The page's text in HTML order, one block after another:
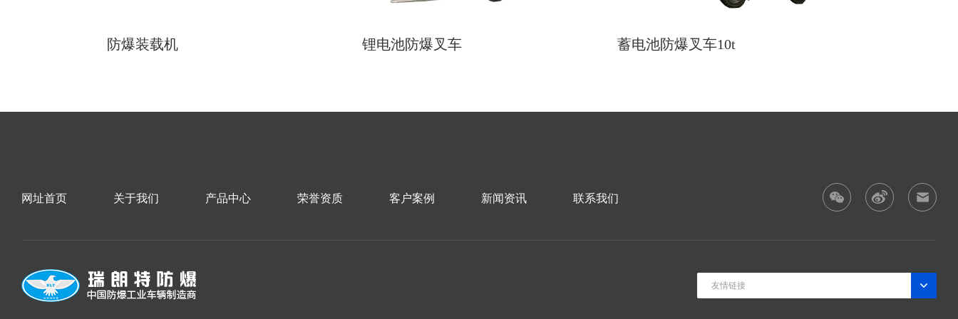
防爆装载机 锂电池防爆叉车 蓄电池防爆叉车10t
网址首页 关于我们 产品中心 荣誉资质 客户案例 新闻资讯 联系我们
友情链接